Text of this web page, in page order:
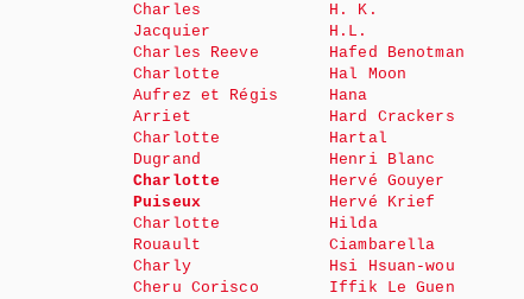
Charles
Jacquier
Charles Reeve
Charlotte
Aufrez et Régis
Arriet
Charlotte
Dugrand
Charlotte
Puiseux
Charlotte
Rouault
Charly
Cheru Corisco
H. K.
H.L.
Hafed Benotman
Hal Moon
Hana
Hard Crackers
Hartal
Henri Blanc
Hervé Gouyer
Hervé Krief
Hilda
Ciambarella
Hsi Hsuan-wou
Iffik Le Guen